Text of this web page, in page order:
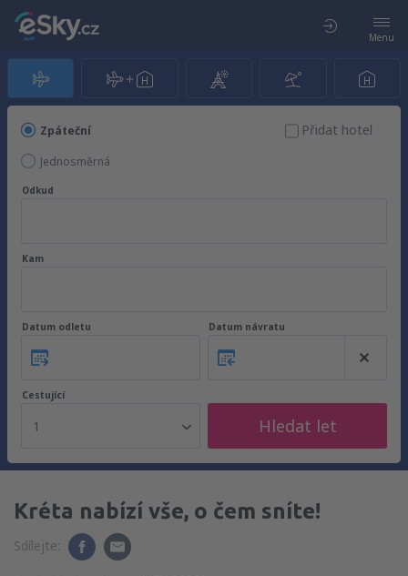
Menu
Zpáteční
Jednosměrná
Přidat hotel
Odkud
Kam
Datum odletu Datum návratu
Cestující
1 Hledat let
Kréta nabízí vše, o čem sníte!
Sdílejte: